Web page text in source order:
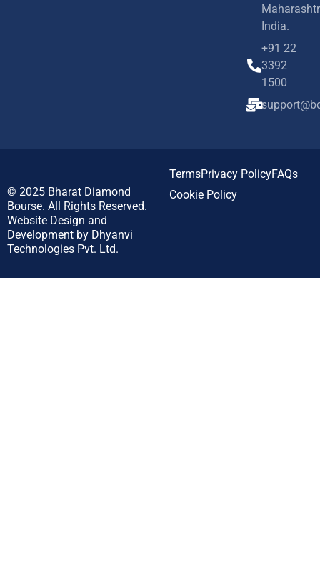
India.
+91 22
3392
1500
© 2025 Bharat Diamond
Bourse. All Rights Reserved.
Website Design and
Development by Dhyanvi
Technologies Pvt. Ltd.
TermsPrivacy PolicyFAQs
Cookie Policy